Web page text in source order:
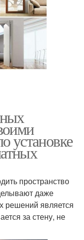
установке
пространство
даже
решений является
за стену, не